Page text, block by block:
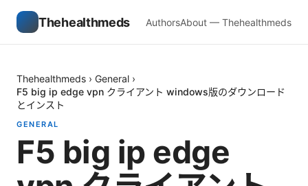
Thehealthmeds AuthorsAbout — Thehealthmeds
Thehealthmeds › General ›
F5 big ip edge vpn クライアント windows版のダウンロード
とインスト
GENERAL
F5 big ip edge